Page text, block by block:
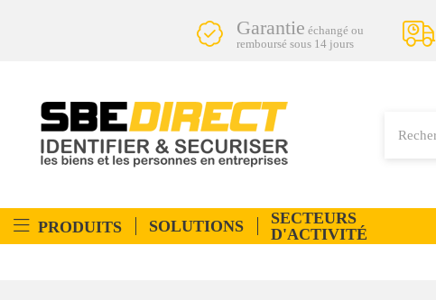
Garantie échangé ou
remboursé sous 14 jours
PRODUITS SOLUTIONS
SECTEURS
D'ACTIVITÉ